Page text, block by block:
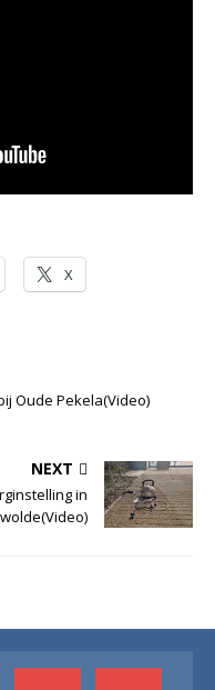
X
Oude Pekela(Video)
NEXT
in